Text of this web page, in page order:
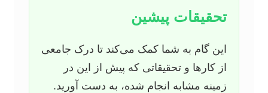
تحقیقات پیشین
این گام به شما کمک می‌کند تا درک جامعی
از کارها و تحقیقاتی که پیش از این در
زمینه مشابه انجام شده، به دست آورید.